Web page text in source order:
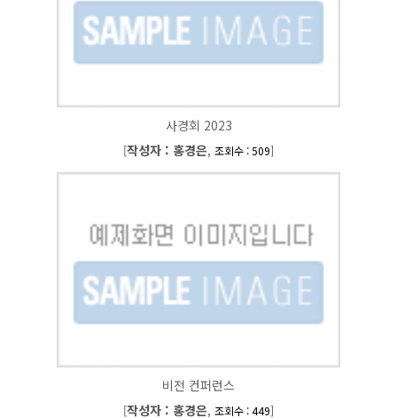
사경회 2023
[작성자 : 홍경은, 조회수 : 509]
비전 컨퍼런스
[작성자 : 홍경은, 조회수 : 449]